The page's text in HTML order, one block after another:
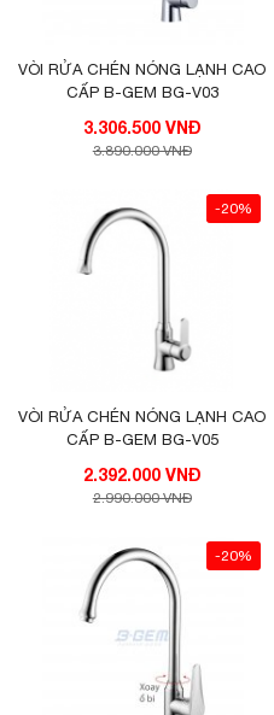
VÒI RỬA CHÉN NÓNG LẠNH CAO
CẤP B-GEM BG-V03
3.306.500 VNĐ
3.890.000 VNĐ
-20%
VÒI RỬA CHÉN NÓNG LẠNH CAO
CẤP B-GEM BG-V05
2.392.000 VNĐ
2.990.000 VNĐ
-20%